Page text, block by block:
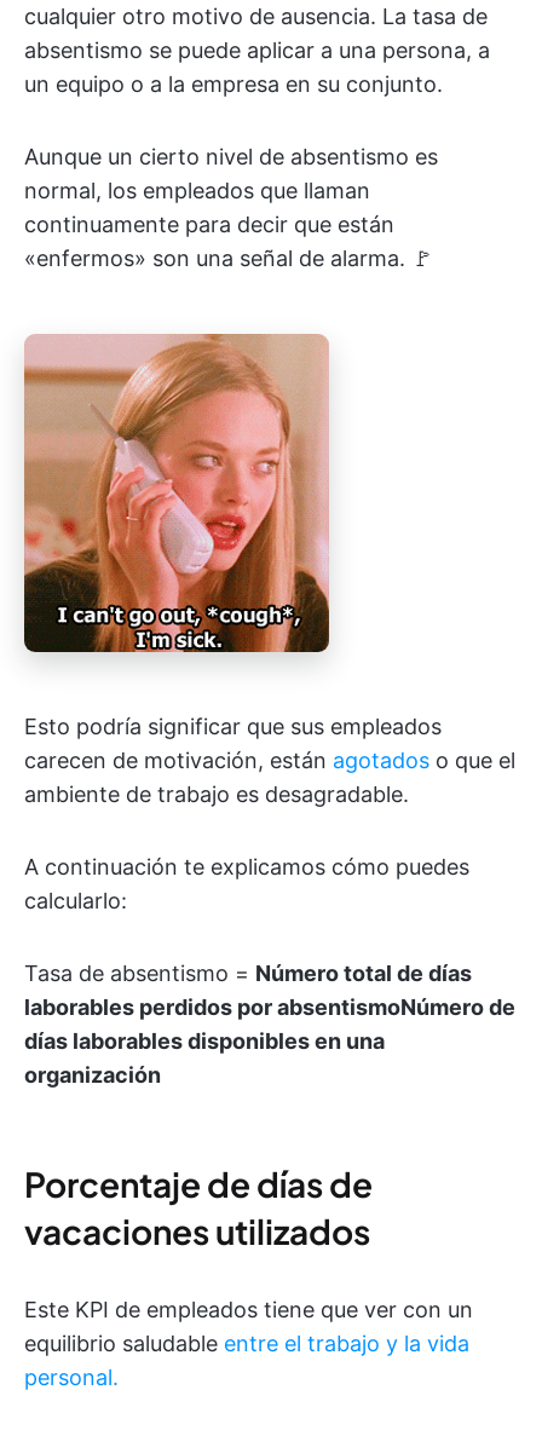
cualquier otro motivo de ausencia. La tasa de
absentismo se puede aplicar a una persona, a
un equipo o a la empresa en su conjunto.
Aunque un cierto nivel de absentismo es
normal, los empleados que llaman
continuamente para decir que están
«enfermos» son una señal de alarma. 🚩
Esto podría significar que sus empleados
carecen de motivación, están agotados o que el
ambiente de trabajo es desagradable.
A continuación te explicamos cómo puedes
calcularlo:
Tasa de absentismo = Número total de días
laborables perdidos por absentismoNúmero de
días laborables disponibles en una
organización
Porcentaje de días de
vacaciones utilizados
Este KPI de empleados tiene que ver con un
equilibrio saludable entre el trabajo y la vida
personal.